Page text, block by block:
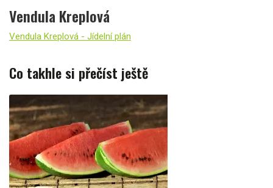
Vendula Kreplová
Vendula Kreplová - Jídelní plán
Co takhle si přečíst ještě